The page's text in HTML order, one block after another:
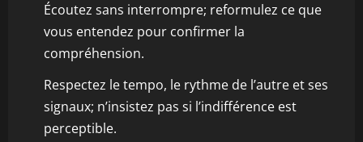
Écoutez sans interrompre; reformulez ce que
vous entendez pour confirmer la
compréhension.
Respectez le tempo, le rythme de l’autre et ses
signaux; n’insistez pas si l’indifférence est
perceptible.